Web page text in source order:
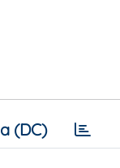
(DC)